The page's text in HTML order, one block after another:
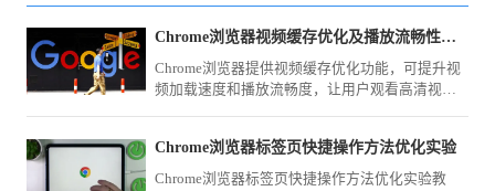
Chrome浏览器视频缓存优化及播放流畅性技巧
Chrome浏览器提供视频缓存优化功能，可提升视
频加载速度和播放流畅度，让用户观看高清视频
Chrome浏览器标签页快捷操作方法优化实验
Chrome浏览器标签页快捷操作方法优化实验教